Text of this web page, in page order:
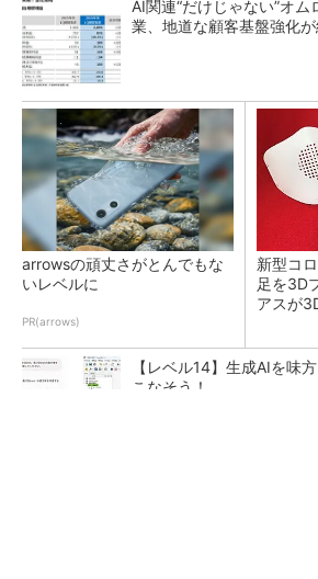
AI関連“だけじゃない”オ
業、地道な顧客基盤強化
arrowsの頑丈さがとんでもな
いレベルに
PR(arrows)
新型コ
足を3D
アスが
【レベル14】生成AIを味
こなそう！